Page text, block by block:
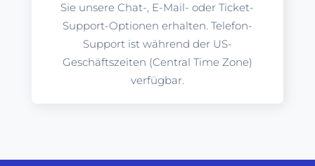
Sie unsere Chat-, E-Mail- oder Ticket-
Support-Optionen erhalten. Telefon-
Support ist während der US-
Geschäftszeiten (Central Time Zone)
verfügbar.